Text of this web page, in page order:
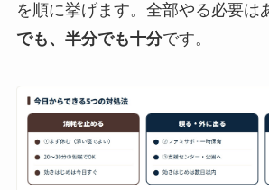
を順に挙げます。全部やる必要は
でも、半分でも十分です。